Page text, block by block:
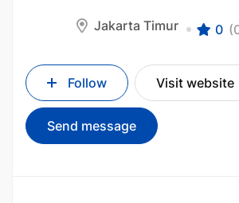
Jakarta Timur 0
Follow Visit website
Send message